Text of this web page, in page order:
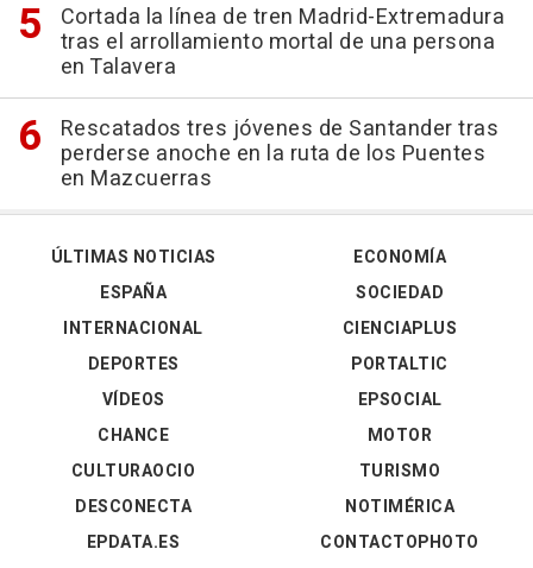
Cortada la línea de tren Madrid-Extremadura
tras el arrollamiento mortal de una persona
en Talavera
Rescatados tres jóvenes de Santander tras
perderse anoche en la ruta de los Puentes
en Mazcuerras
ÚLTIMAS NOTICIAS
ESPAÑA
INTERNACIONAL
DEPORTES
VÍDEOS
ECONOMÍA
SOCIEDAD
CIENCIAPLUS
PORTALTIC
EPSOCIAL
CHANCE
CULTURAOCIO
DESCONECTA
EPDATA.ES
MOTOR
TURISMO
NOTIMÉRICA
CONTACTOPHOTO